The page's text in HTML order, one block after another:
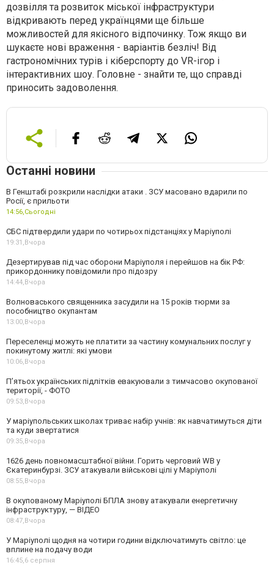
дозвілля та розвиток міської інфраструктури
відкривають перед українцями ще більше
можливостей для якісного відпочинку. Тож якщо ви
шукаєте нові враження - варіантів безліч! Від
гастрономічних турів і кіберспорту до VR-ігор і
інтерактивних шоу. Головне - знайти те, що справді
приносить задоволення.
Останні новини
В Генштабі розкрили наслідки атаки . ЗСУ масовано вдарили по
Росії, є прильоти
14:56,Сьогодні
СБС підтвердили удари по чотирьох підстанціях у Маріуполі
19:31,Вчора
Дезертирував під час оборони Маріуполя і перейшов на бік РФ:
прикордоннику повідомили про підозру
14:44,Вчора
Волноваського священника засудили на 15 років тюрми за
пособництво окупантам
13:00,Вчора
Переселенці можуть не платити за частину комунальних послуг у
покинутому житлі: які умови
10:06,Вчора
П’ятьох українських підлітків евакуювали з тимчасово окупованої
території, - ФОТО
09:53,Вчора
У маріупольських школах триває набір учнів: як навчатимуться діти
та куди звертатися
09:35,Вчора
1626 день повномасштабної війни. Горить черговий WB у
Єкатеринбурзі. ЗСУ атакували військові цілі у Маріуполі
08:55,Вчора
В окупованому Маріуполі БПЛА знову атакували енергетичну
інфраструктуру, — ВІДЕО
08:47,Вчора
У Маріуполі щодня на чотири години відключатимуть світло: це
вплине на подачу води
16:45,6 серпня